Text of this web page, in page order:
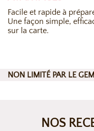
Facile et rapide à
Une façon simple,
sur la carte.
NON LIMITÉ PAR LE
NOS